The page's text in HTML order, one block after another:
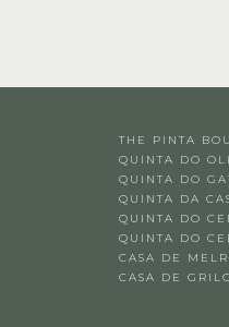
THE PINTA
QUINTA DO
QUINTA DO
QUINTA DA
QUINTA DO
QUINTA DO
CASA DE
CASA DE